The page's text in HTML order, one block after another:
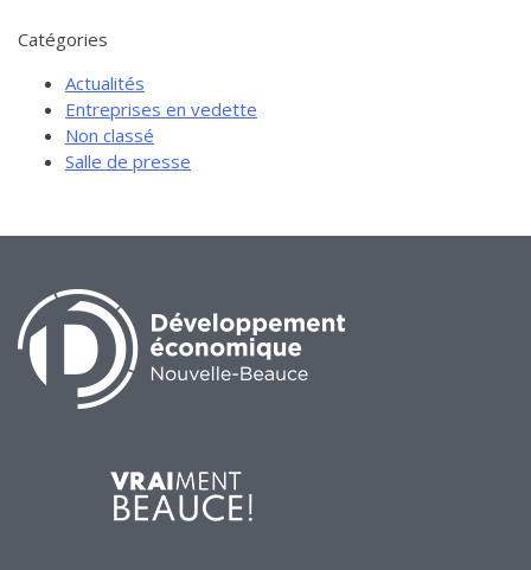
Catégories
Actualités
Entreprises en vedette
Non classé
Salle de presse